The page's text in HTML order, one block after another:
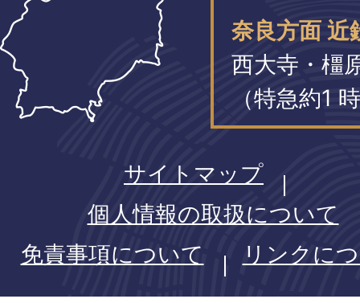
奈良方面 近
西大寺・橿
（特急約1
サイトマップ
個人情報の取扱について
免責事項について
リンクに